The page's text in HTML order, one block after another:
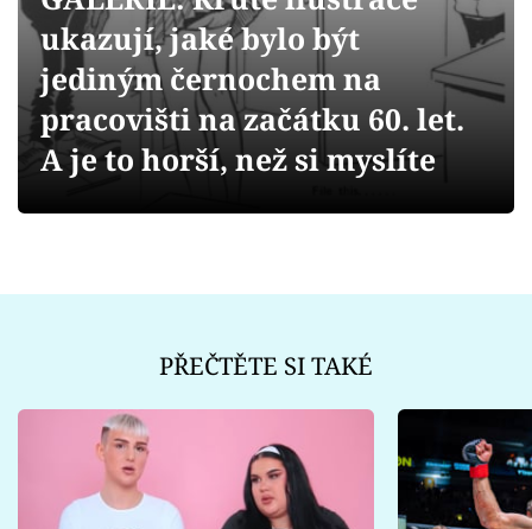
Videa
Sledujte prima+
ukazují, jaké bylo být
jediným černochem na
pracovišti na začátku 60. let.
A je to horší, než si myslíte
PŘEČTĚTE SI TAKÉ